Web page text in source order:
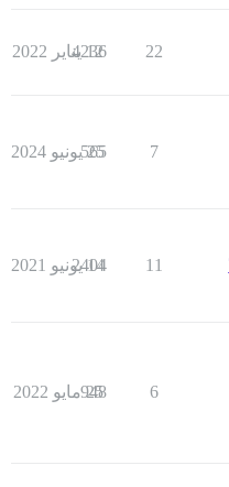
22
4236
12 يناير 2022
7
565
25 يونيو 2024
11
2404
14 يونيو 2021
6
948
25 مايو 2022